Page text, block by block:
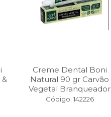
Creme Dental Boni
Natural 90 gr Carvão
Vegetal Branqueador
Código: 142226